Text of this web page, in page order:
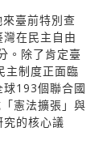
臺前特別查
在民主自由
。除了肯定臺
主制度正面臨
193個聯合國
憲法擴張」與
究的核心議